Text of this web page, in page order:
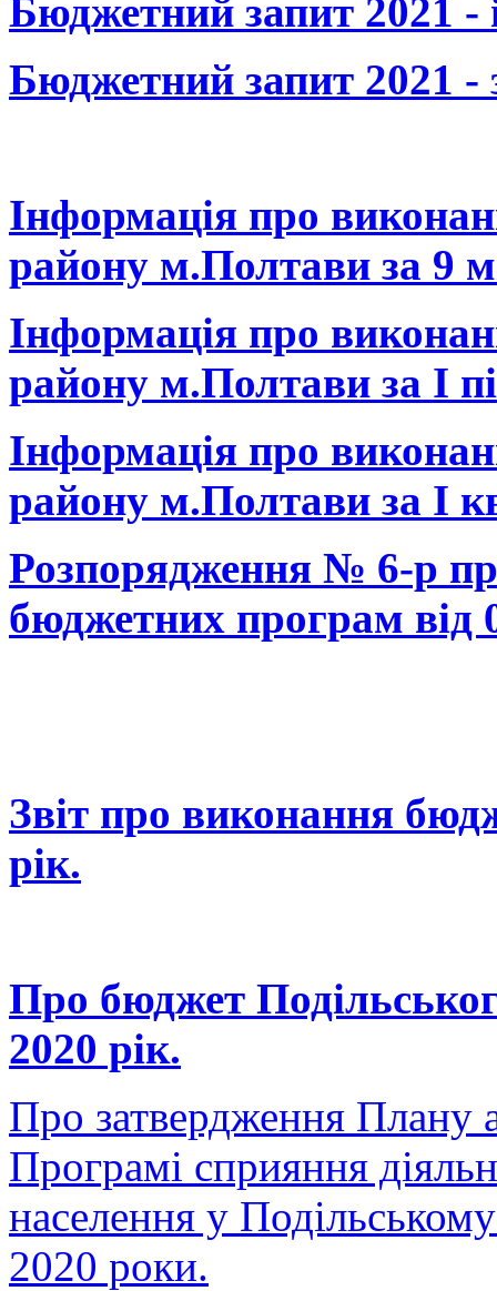
Бюджетний запит 2021 -
Бюджетний запит 2021 -
Інформація про
району м.Полтави за 9
Інформація про
району м.Полтави за I
Інформація про
району м.Полтави за I
Розпорядження № 6-р
бюджетних програм від
Звіт про виконання
рік.
Про бюджет
2020 рік.
Про затвердження Плану
Програмі сприяння
населення у
2020 роки.